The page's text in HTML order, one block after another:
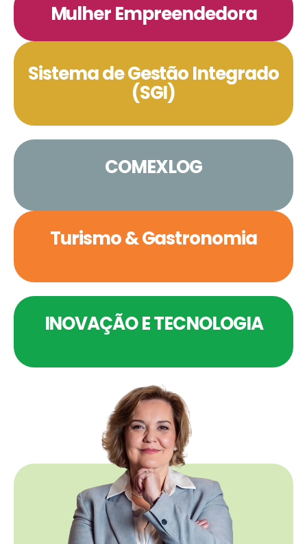
Mulher Empreendedora
Sistema de Gestão Integrado
(SGI)
COMEXLOG
Turismo & Gastronomia
INOVAÇÃO E TECNOLOGIA